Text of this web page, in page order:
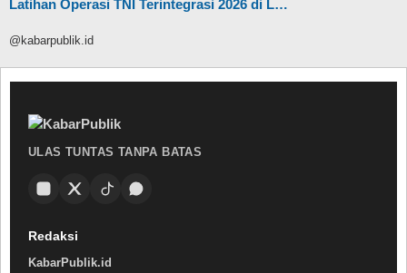
Latihan Operasi TNI Terintegrasi 2026 di L…
@kabarpublik.id
ULAS TUNTAS TANPA BATAS
Redaksi
KabarPublik.id